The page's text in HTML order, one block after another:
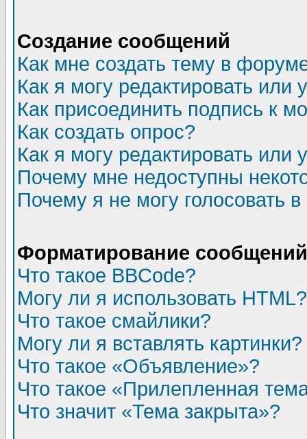
Создание сообщений
Как мне создать тему в
Как я могу редактировать или
Как присоединить подпись к
Как создать опрос?
Как я могу редактировать или
Почему мне недоступны
Почему я не могу голосовать
Форматирование
Что такое BBCode?
Могу ли я использовать HTML?
Что такое смайлики?
Могу ли я вставлять картинки?
Что такое «Объявление»?
Что такое «Прилепленная
Что значит «Тема закрыта»?